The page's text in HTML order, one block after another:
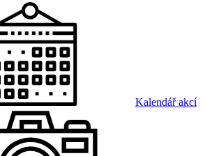
Kalendář akcí